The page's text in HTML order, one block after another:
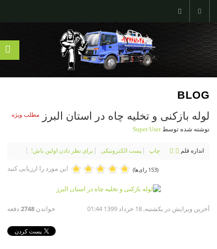
BLOG
لوله بازکنی و تخلیه چاه در استان البرز
مطلب ویژه
نوشته شده توسطSuper User
اندازه قلم چاپ پست الکترونیکی برای نظر دادن اولین باش!
این مورد را ارزیابی کنید (153 رای‌ها)
خواندن 2748 دفعه آخرین ویرایش در یکشنبه, 18 خرداد 1399 01:44